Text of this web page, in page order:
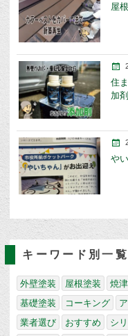
屋
住
加剤
や
キーワード別一覧
外壁塗装 屋根塗装 焼
基礎塗装
コーキング
業者選び
おすすめ シ